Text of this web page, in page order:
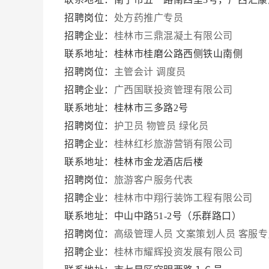
招聘岗位： 处方药推广专员
招聘企业： 桂林市三鼎混凝土有限公司
联系地址：桂林市桂磨公路西侧铁山南侧
招聘岗位： 主管会计 调度员
招聘企业： 广西国联投资管理有限公司
联系地址：桂林市三多路2号
招聘岗位： 护卫员 物管员 绿化员
招聘企业： 桂林红杉旅游营销有限公司
联系地址：桂林市金龙酒店后楼
招聘岗位： 旅游客户服务代表
招聘企业： 桂林市中翔行装饰工程有限公司
联系地址：中山中路51-2号（乐群路口）
招聘岗位： 高级管理人员 文案策划人员 客服
招聘企业： 桂林市耀辉投资发展有限公司